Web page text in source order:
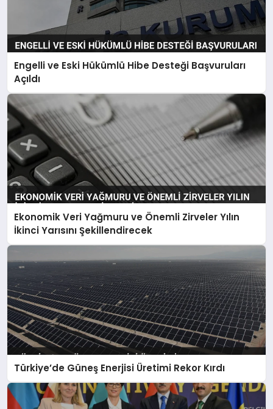
Engelli ve Eski Hükümlü Hibe Desteği Başvuruları
Açıldı
Ekonomik Veri Yağmuru ve Önemli Zirveler Yılın
İkinci Yarısını Şekillendirecek
Türkiye’de Güneş Enerjisi Üretimi Rekor Kırdı